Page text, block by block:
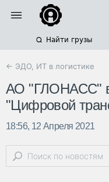
Найти грузы
← ЭДО, ИТ в логистике
АО "ГЛОНАСС"
"Цифровой
18:56, 12 Апреля 2021